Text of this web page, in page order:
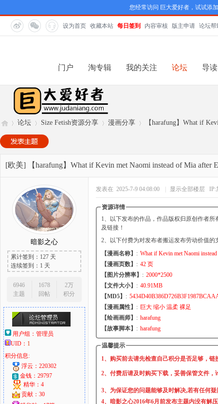
您经常访问 巨大爱好者，试试添
设为首页 收藏本站 每日签到 内容审核 版主申请 论坛帮
门户 淘专辑 我的关注 论坛 导读
巨
爱
»
论坛
›
Size Fetish资源分享
›
漫画分享
›
【harafung】What if
[欧美] 【harafung】What if Kevin met Naomi instead of Mia after
暗影之心
累计签到：127 天
连续签到：1 天
6946
主题
1678
回帖
2万
积分
用户组： 管理员
UID： 1
积分信息:
浮云：220302
金钱：29797
精华：4
贡献：30
发表在 2025-7-9 04:08:00 显示全部楼层
资源详情
1、以下发布的作品，作品版权归原创作者所
及链接！
2、以下付费为对发布者搬运发布劳动价值的
【漫画名称】 : What if Kevin met Naomi
【漫画页数】 : 42 页
【图片分辨率】 : 2000*2500
【文件大小】 : 40.91MB
【MD5】 :
【漫画属性】 : 巨大 缩小 温柔 裸足
【绘画画师】 : harafung
【故事脚本】 : harafung
温馨提示
1、购买前去请先检查自己积分是否足够，链
2、付费后请及时购买下载，妥善保管文件
3、为保证您的问题能够及时解决,若有任何
4、暗影之心2016年6月前发布主题内没有解